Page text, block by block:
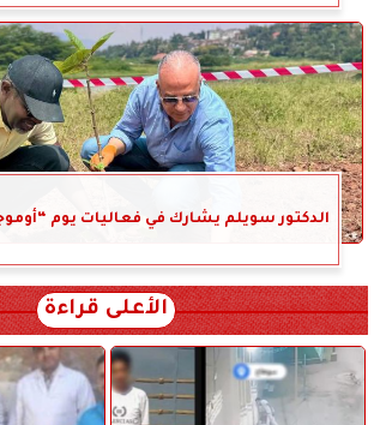
الدكتور سويلم يشارك في فعاليات يوم
الأعلى قراءة